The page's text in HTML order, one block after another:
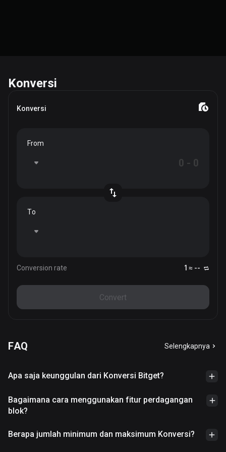
Konversi
Konversi
From
To
Conversion rate 1 ≈ --
Convert
FAQ Selengkapnya
Apa saja keunggulan dari Konversi Bitget?
Bagaimana cara menggunakan fitur perdagangan
blok?
Berapa jumlah minimum dan maksimum Konversi?